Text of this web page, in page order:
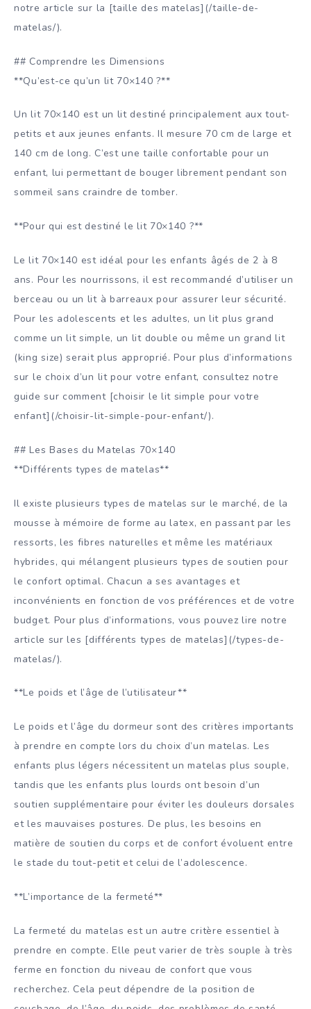
notre article sur la [taille des matelas](/taille-de-
matelas/).
## Comprendre les Dimensions
**Qu’est-ce qu’un lit 70×140 ?**
Un lit 70×140 est un lit destiné principalement aux tout-
petits et aux jeunes enfants. Il mesure 70 cm de large et
140 cm de long. C’est une taille confortable pour un
enfant, lui permettant de bouger librement pendant son
sommeil sans craindre de tomber.
**Pour qui est destiné le lit 70×140 ?**
Le lit 70×140 est idéal pour les enfants âgés de 2 à 8
ans. Pour les nourrissons, il est recommandé d’utiliser un
berceau ou un lit à barreaux pour assurer leur sécurité.
Pour les adolescents et les adultes, un lit plus grand
comme un lit simple, un lit double ou même un grand lit
(king size) serait plus approprié. Pour plus d’informations
sur le choix d’un lit pour votre enfant, consultez notre
guide sur comment [choisir le lit simple pour votre
enfant](/choisir-lit-simple-pour-enfant/).
## Les Bases du Matelas 70×140
**Différents types de matelas**
Il existe plusieurs types de matelas sur le marché, de la
mousse à mémoire de forme au latex, en passant par les
ressorts, les fibres naturelles et même les matériaux
hybrides, qui mélangent plusieurs types de soutien pour
le confort optimal. Chacun a ses avantages et
inconvénients en fonction de vos préférences et de votre
budget. Pour plus d’informations, vous pouvez lire notre
article sur les [différents types de matelas](/types-de-
matelas/).
**Le poids et l’âge de l’utilisateur**
Le poids et l’âge du dormeur sont des critères importants
à prendre en compte lors du choix d’un matelas. Les
enfants plus légers nécessitent un matelas plus souple,
tandis que les enfants plus lourds ont besoin d’un
soutien supplémentaire pour éviter les douleurs dorsales
et les mauvaises postures. De plus, les besoins en
matière de soutien du corps et de confort évoluent entre
le stade du tout-petit et celui de l’adolescence.
**L’importance de la fermeté**
La fermeté du matelas est un autre critère essentiel à
prendre en compte. Elle peut varier de très souple à très
ferme en fonction du niveau de confort que vous
recherchez. Cela peut dépendre de la position de